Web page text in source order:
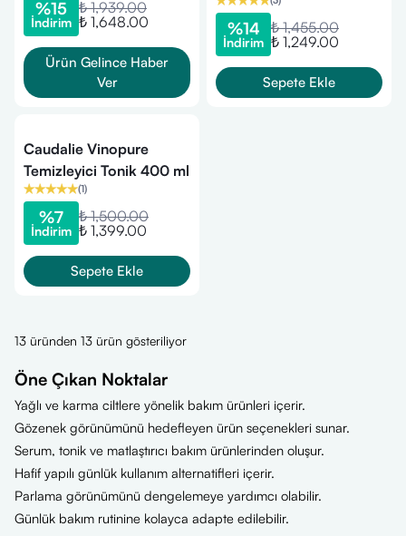
%15
İndirim
₺ 1,939.00
₺ 1,648.00
Ürün Gelince Haber
Ver
%14
İndirim
₺ 1,455.00
₺ 1,249.00
Sepete Ekle
Caudalie Vinopure
Temizleyici Tonik 400 ml
(1)
%7
İndirim
₺ 1,500.00
₺ 1,399.00
Sepete Ekle
13 üründen 13 ürün gösteriliyor
Öne Çıkan Noktalar
Yağlı ve karma ciltlere yönelik bakım ürünleri içerir.
Gözenek görünümünü hedefleyen ürün seçenekleri sunar.
Serum, tonik ve matlaştırıcı bakım ürünlerinden oluşur.
Hafif yapılı günlük kullanım alternatifleri içerir.
Parlama görünümünü dengelemeye yardımcı olabilir.
Günlük bakım rutinine kolayca adapte edilebilir.